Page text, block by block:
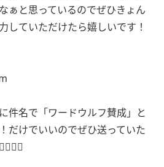
ぁと思っているのでぜひきょん
していただけたら嬉しいです！
件名で「ワードウルフ賛成」と
だけでいいのでぜひ送っていた